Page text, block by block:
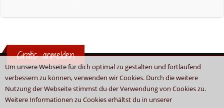
Um unsere Webseite für dich optimal zu gestalten und fortlaufend
verbessern zu können, verwenden wir Cookies. Durch die weitere
Nutzung der Webseite stimmst du der Verwendung von Cookies zu.
Weitere Informationen zu Cookies erhältst du in unserer
Gratis anmelden